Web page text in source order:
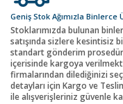
Geniş Stok Ağımızla Binlerce
Stoklarımızda bulunan
satışında sizlere kesintisiz
standart gönderim
içerisinde kargoya
firmalarından dilediğinizi
detayları için Kargo ve
ile alışverişleriniz güvenle